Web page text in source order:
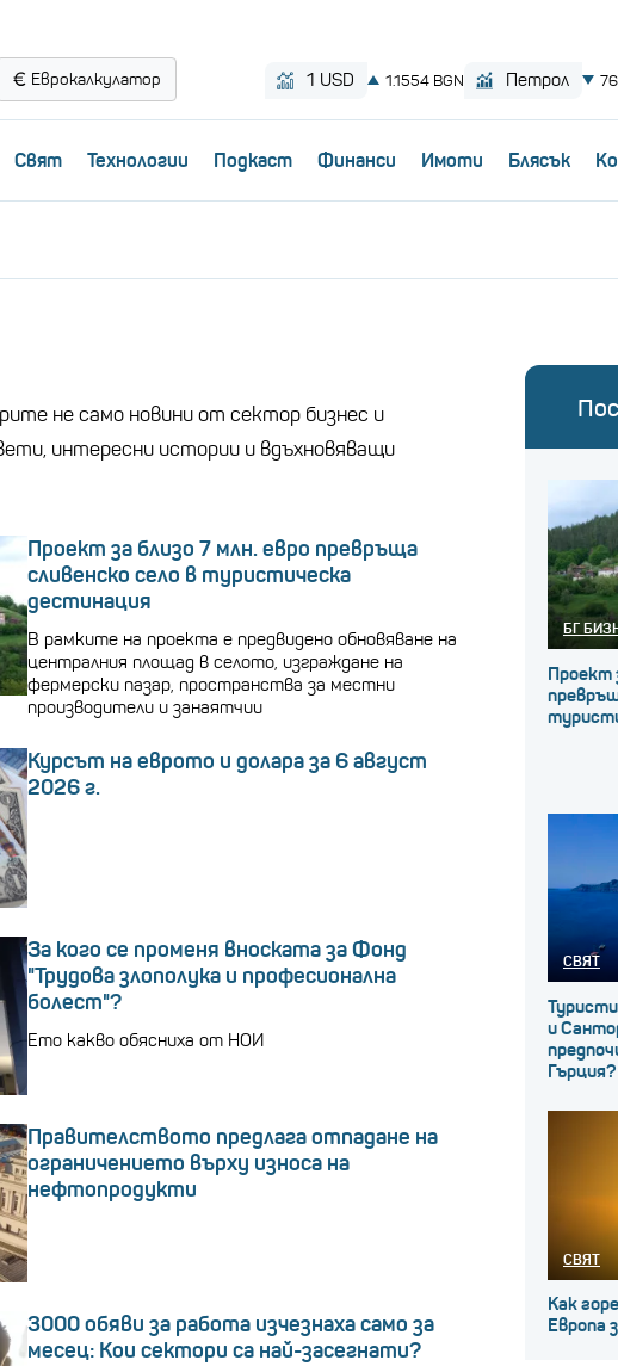
Еврокалкулатор
Свят Технологии Пoдкаст Финанси Имоти Блясък
не само новини от сектор бизнес и
интересни истории и вдъхновяващи
Проект за близо 7 млн. евро превръща
сливенско село в туристическа
дестинация
В рамките на проекта е предвидено обновяване на
централния площад в селото, изграждане на
фермерски пазар, пространства за местни
производители и занаятчии
Курсът на еврото и долара за 6 август
2026 г.
За кого се променя вноската за Фонд
"Трудова злополука и професионална
болест"?
Ето какво обясниха от НОИ
Правителството предлага отпадане на
ограничението върху износа на
нефтопродукти
3000 обяви за работа изчезнаха само за
месец: Кои сектори са най-засегнати?
БГ
Проект
СВЯТ
и
Гърция?
СВЯТ
Как
Европа